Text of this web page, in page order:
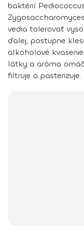
baktérií
vedia tolerovať
ďalej, postupne
alkoholové
látky a aróma
filtruje a pasterizuje.